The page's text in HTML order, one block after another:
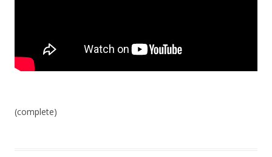
(complete)